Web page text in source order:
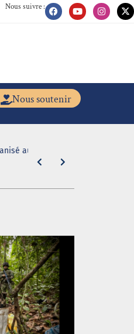
Nous suivre :
Nous soutenir
au sein